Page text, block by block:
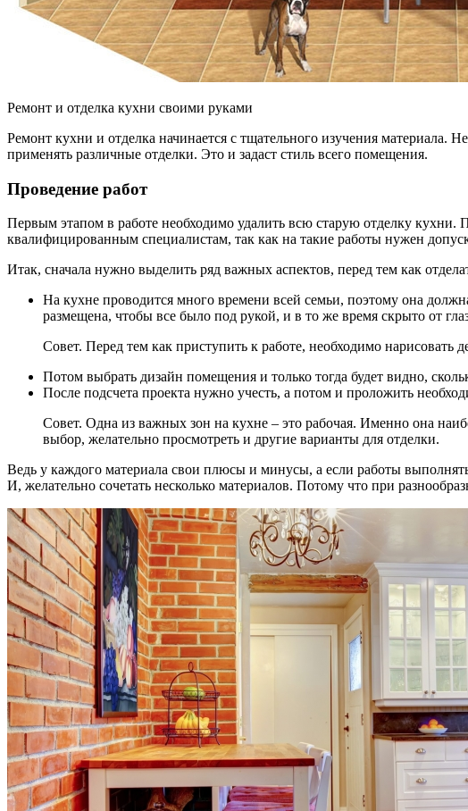
Ремонт и отделка кухни своими руками
Ремонт кухни и отделка начинается с тщательного изучения материала.
применять различные отделки. Это и задаст стиль всего помещения.
Проведение работ
Первым этапом в работе необходимо удалить всю старую отделку кухни.
квалифицированным специалистам, так как на такие работы нужен
Итак, сначала нужно выделить ряд важных аспектов, перед тем как
На кухне проводится много времени всей семьи, поэтому она
размещена, чтобы все было под рукой, и в то же время скрыто от
Совет. Перед тем как приступить к работе, необходимо
Потом выбрать дизайн помещения и только тогда будет видно,
После подсчета проекта нужно учесть, а потом и проложить
Совет. Одна из важных зон на кухне – это рабочая. Именно она
выбор, желательно просмотреть и другие варианты для отделки.
Ведь у каждого материала свои плюсы и минусы, а если работы
И, желательно сочетать несколько материалов. Потому что при